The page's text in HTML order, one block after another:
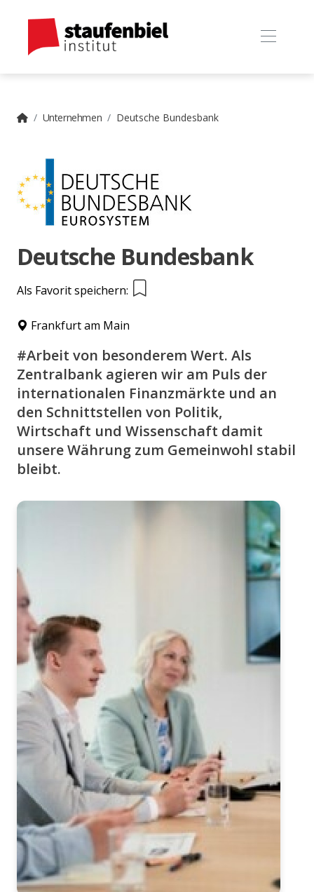
Unternehmen Deutsche Bundesbank
Deutsche Bundesbank
Als Favorit speichern:
Frankfurt am Main
#Arbeit von besonderem Wert. Als
Zentralbank agieren wir am Puls der
internationalen Finanzmärkte und an
den Schnittstellen von Politik,
Wirtschaft und Wissenschaft damit
unsere Währung zum Gemeinwohl stabil
bleibt.